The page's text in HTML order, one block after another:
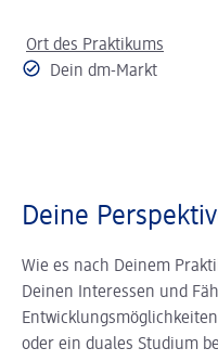
Ort des Praktikums
Dein dm-Markt
Deine
Wie es nach Deinem
Deinen Interessen und
oder ein duales Studium